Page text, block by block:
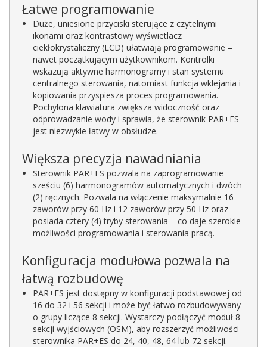
Łatwe programowanie
Duże, uniesione przyciski sterujące z czytelnymi
ikonami oraz kontrastowy wyświetlacz
ciekłokrystaliczny (LCD) ułatwiają programowanie –
nawet początkującym użytkownikom. Kontrolki
wskazują aktywne harmonogramy i stan systemu
centralnego sterowania, natomiast funkcja wklejania i
kopiowania przyspiesza proces programowania.
Pochylona klawiatura zwiększa widoczność oraz
odprowadzanie wody i sprawia, że sterownik PAR+ES
jest niezwykle łatwy w obsłudze.
Większa precyzja nawadniania
Sterownik PAR+ES pozwala na zaprogramowanie
sześciu (6) harmonogramów automatycznych i dwóch
(2) ręcznych. Pozwala na włączenie maksymalnie 16
zaworów przy 60 Hz i 12 zaworów przy 50 Hz oraz
posiada cztery (4) tryby sterowania – co daje szerokie
możliwości programowania i sterowania pracą.
Konfiguracja modułowa pozwala na
łatwą rozbudowę
PAR+ES jest dostępny w konfiguracji podstawowej od
16 do 32 i 56 sekcji i może być łatwo rozbudowywany
o grupy liczące 8 sekcji. Wystarczy podłączyć moduł 8
sekcji wyjściowych (OSM), aby rozszerzyć możliwości
sterownika PAR+ES do 24, 40, 48, 64 lub 72 sekcji.